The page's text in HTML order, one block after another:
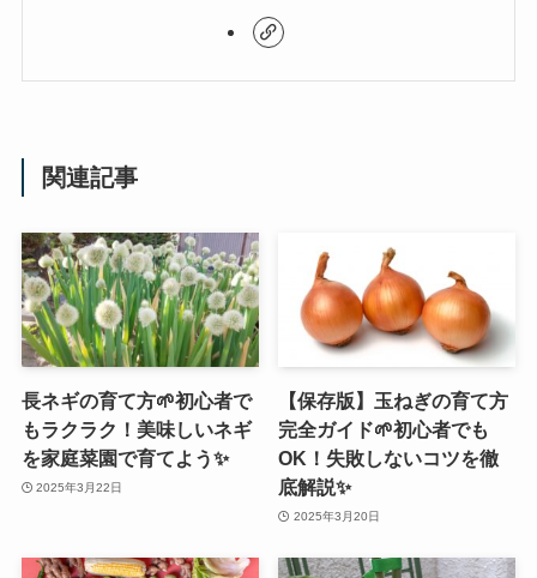
関連記事
長ネギの育て方🌱初心者で
もラクラク！美味しいネギ
を家庭菜園で育てよう✨
2025年3月22日
【保存版】玉ねぎの育て方
完全ガイド🌱初心者でも
OK！失敗しないコツを徹
底解説✨
2025年3月20日